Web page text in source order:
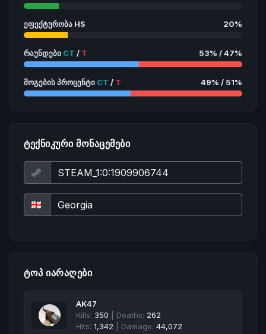
ეფექტურობა HS 20%
რაუნდები CT / T 53% / 47%
მოგების პროცენტი CT / T 49% / 51%
ᲢᲔᲥᲜᲘᲙᲣᲠᲘ ᲛᲝᲜᲐᲪᲔᲛᲔᲑᲘ
ᲢᲝᲞ ᲘᲐᲠᲐᲦᲔᲑᲘ
AK47
Kills: 350 | Deaths: 262
Hits: 1,342 | Damage: 44,072